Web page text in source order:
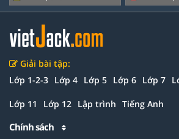
Giải bài tập:
Lớp 1-2-3 Lớp 4 Lớp 5 Lớp 6 Lớp 7
Lớp 11 Lớp 12 Lập trình Tiếng Anh
Chính sách